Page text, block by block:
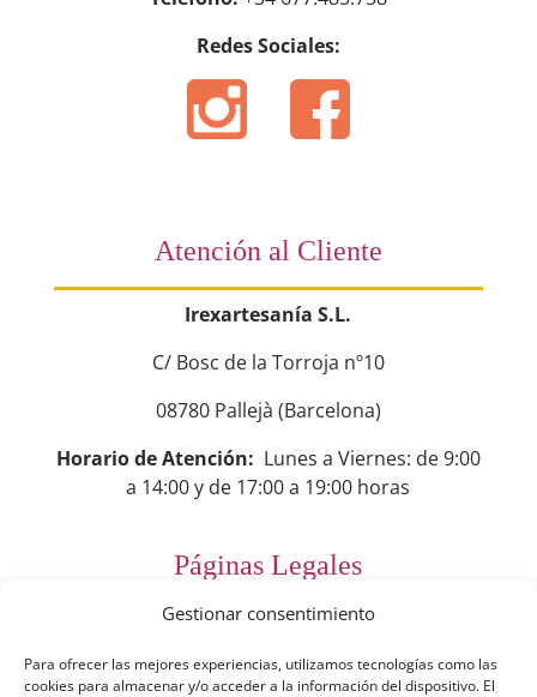
Gestionar consentimiento
Para ofrecer las mejores experiencias, utilizamos tecnologías como las
cookies para almacenar y/o acceder a la información del dispositivo. El
Redes Sociales:
Atención al Cliente
Irexartesanía S.L.
C/ Bosc de la Torroja nº10
08780 Pallejà (Barcelona)
Horario de Atención: Lunes a Viernes: de 9:00
a 14:00 y de 17:00 a 19:00 horas
Páginas Legales
Preguntas Frecuentes
Aviso Legal